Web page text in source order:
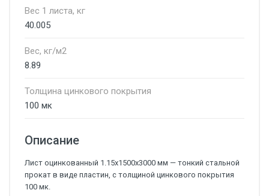
Вес 1 листа, кг
40.005
Вес, кг/м2
8.89
Толщина цинкового покрытия
100 мк
Описание
Лист оцинкованный 1.15х1500х3000 мм — тонкий стальной
прокат в виде пластин, с толщиной цинкового покрытия
100 мк.